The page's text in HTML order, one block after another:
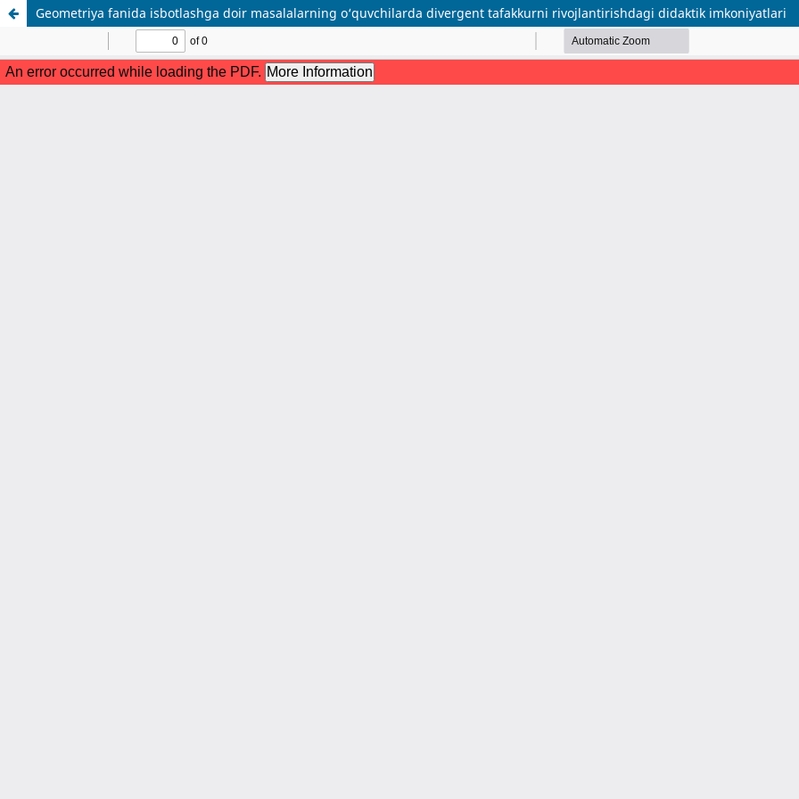
Geometriya fanida isbotlashga doir masalalarning o‘quvchilarda divergent tafakkurni rivojlantirishdagi didaktik imkoniyatlari